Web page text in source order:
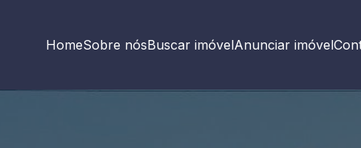
HomeSobre nósBuscar imóvelAnunciar imóvel